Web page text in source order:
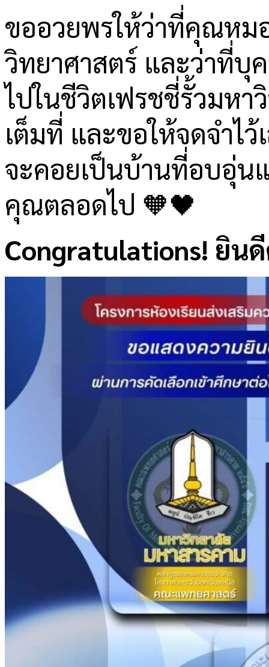
ขออวยพรให้ว่าที่คุณหม
วิทยาศาสตร์ และว่าที่บุ
ไปในชีวิตเฟรชชี่รั้วมหา
เต็มที่ และขอให้จดจำไ
จะคอยเป็นบ้านที่อบอุ่น
คุณตลอดไป 🧡🖤
Congratulations! ยิน